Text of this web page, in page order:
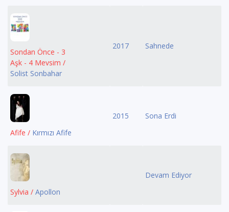
Sondan Önce - 3
Aşk - 4 Mevsim /
Solist Sonbahar
2017 Sahnede
Afife / Kırmızı Afife
2015 Sona Erdi
Sylvia / Apollon
Devam Ediyor